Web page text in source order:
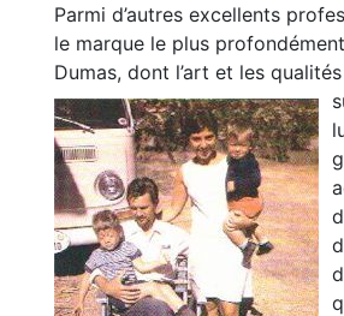
Parmi d’autres excellents
le marque le plus
Dumas, dont l’art et les